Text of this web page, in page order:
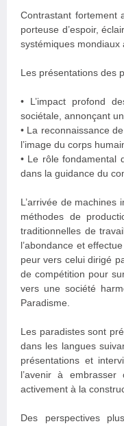
Contrastant fortement
porteuse d’espoir,
systémiques mondiaux
Les présentations des
• L’impact profond
sociétale, annonçant
• La reconnaissance
l’image du corps
• Le rôle fondamental
dans la guidance du
L’arrivée de machines
méthodes de
traditionnelles de
l’abondance et
peur vers celui dirigé
de compétition pour
vers une société
Paradisme.
Les paradistes sont
dans les langues
présentations et
l’avenir à
activement à la
Des perspectives